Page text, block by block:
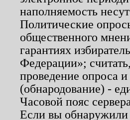
наполняемость
Политические
общественного
гарантиях
Федерации»;
проведение опроса
(обнародование) -
Часовой пояс
Если вы